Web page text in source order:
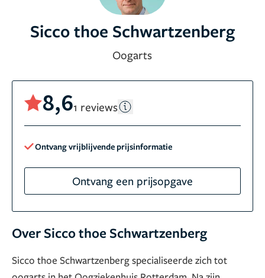
Sicco thoe Schwartzenberg
Oogarts
8,61 reviews
Ontvang vrijblijvende prijsinformatie
Ontvang een prijsopgave
Over Sicco thoe Schwartzenberg
Sicco thoe Schwartzenberg specialiseerde zich tot